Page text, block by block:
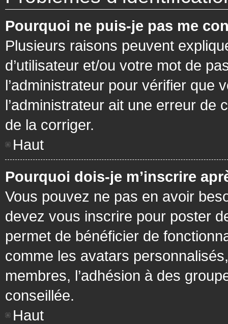
Pourquoi ne puis-je pas me
Plusieurs raisons peuvent
d’utilisateur et/ou votre mot de
l’administrateur pour vérifier que
l’administrateur ait une erreur de
de la corriger.
Haut
Pourquoi dois-je m’inscrire
Vous pouvez ne pas en avoir
devez vous inscrire pour poster
permet de bénéficier de
comme les avatars
membres, l’adhésion à des
conseillée.
Haut